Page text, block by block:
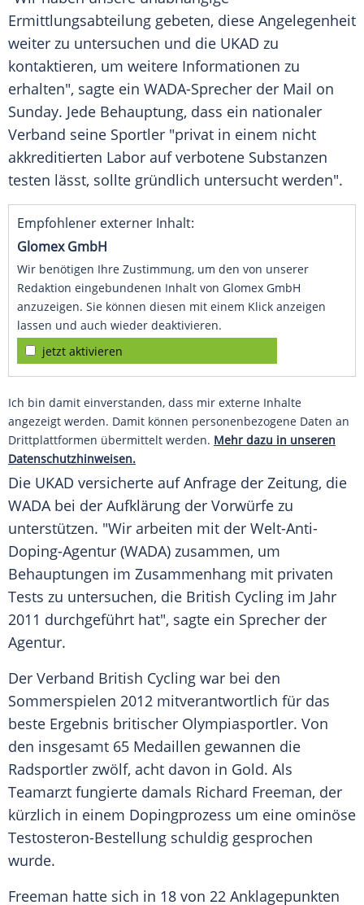
Ermittlungsabteilung gebeten, diese Angelegenheit
weiter zu untersuchen und die UKAD zu
kontaktieren, um weitere Informationen zu
erhalten", sagte ein WADA-Sprecher der Mail on
Sunday. Jede Behauptung, dass ein nationaler
Verband seine Sportler "privat in einem nicht
akkreditierten Labor auf verbotene Substanzen
testen lässt, sollte gründlich untersucht werden".
Empfohlener externer Inhalt:
Glomex GmbH
Wir benötigen Ihre Zustimmung, um den von unserer
Redaktion eingebundenen Inhalt von Glomex GmbH
anzuzeigen. Sie können diesen mit einem Klick anzeigen
lassen und auch wieder deaktivieren.
jetzt aktivieren
Ich bin damit einverstanden, dass mir externe Inhalte
angezeigt werden. Damit können personenbezogene Daten an
Drittplattformen übermittelt werden. Mehr dazu in unseren
Datenschutzhinweisen.
Die UKAD versicherte auf Anfrage der Zeitung, die
WADAbei der Aufklärung der Vorwürfe zu
unterstützen. "Wir arbeiten mit der Welt-Anti-
Doping-Agentur (WADA) zusammen, um
Behauptungen im Zusammenhang mit privaten
Tests zu untersuchen, die British Cycling im Jahr
2011 durchgeführt hat", sagte ein Sprecher der
Agentur.
Der Verband British Cycling war bei den
Sommerspielen 2012 mitverantwortlich für das
beste Ergebnis britischer Olympiasportler. Von
den insgesamt 65 Medaillen gewannen die
Radsportler zwölf, acht davon in Gold. Als
Teamarzt fungierte damals Richard Freeman, der
kürzlich in einem Dopingprozess um eine ominöse
Testosteron-Bestellung schuldig gesprochen
wurde.
Freeman hatte sich in 18 von 22 Anklagepunkten